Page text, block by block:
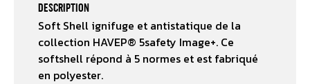
DESCRIPTION
Soft Shell ignifuge et antistatique de la
collection HAVEP® 5safety Image+. Ce
softshell répond à 5 normes et est fabriqué
en polyester.